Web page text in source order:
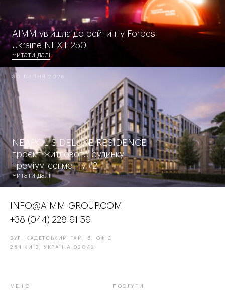
AIMM увійшла до рейтингу Forbes
Ukraine NEXT 250
Читати далі
30 ЛИПНЯ 2026
NEAPOLIS DELUXE RESIDENCE —
проєкт житлового будинку
преміум-сегменту #2
Читати далі
INFO@AIMM-GROUP.COM
+38 (044) 228 91 59
ВУЛ. КАДЕТСЬКИЙ ГАЙ, 6, ОФІС
264 КИЇВ, УКРАЇНА 03048
МЕНЮ ПОСЛУГИ